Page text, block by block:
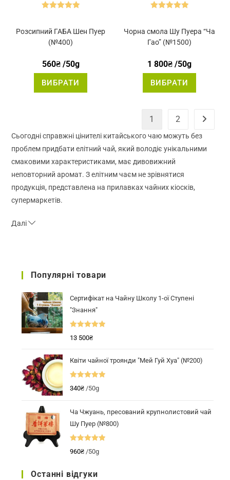
5.00
Розсипний ГАБА Шен Пуер
(№400)
560₴/50g
ВИБРАТИ
на
сторінці
товару
Чорна смола Шу Пуера “Ча
Гао” (№1500)
1 800₴/50g
ВИБРАТИ
можна
на
сторінці
товару
1 2
Сьогодні справжні цінителі китайського чаю можуть без
проблем придбати елітний чай, який володіє унікальними
смаковими характеристиками, має дивовижний
неповторний аромат. З елітним чаєм не зрівнятися
продукція, представлена ​​на прилавках чайних кіосків,
супермаркетів.
Далі
Популярні товари
Сертифікат на Чайну Школу 1-ої Ступені
"Знання"
Оцінено в
13 500₴
Квіти чайної троянди "Мей Гуй Хуа" (№200)
Оцінено в
340₴ /50g
Ча Чжуань, пресований крупнолистовий чай
Шу Пуер (№800)
Оцінено в
960₴ /50g
Останні відгуки